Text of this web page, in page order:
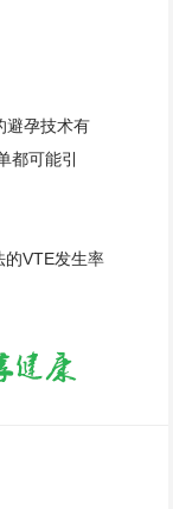
避孕技术有
都可能引
的VTE发生率